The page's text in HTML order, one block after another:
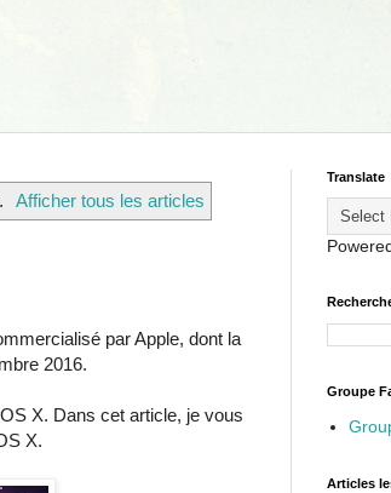
Afficher tous les articles
par Apple, dont la
2016.
X. Dans cet article, je vous
X.
Translate
Groupe
Articles